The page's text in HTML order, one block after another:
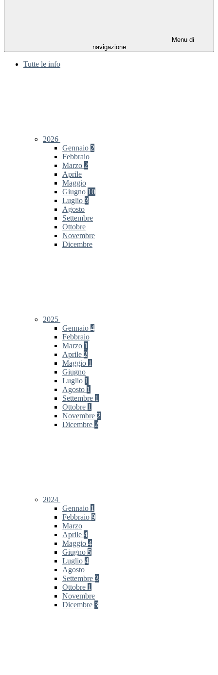
Menu di
navigazione
Tutte le info
2026
Gennaio 2
Febbraio
Marzo 2
Aprile
Maggio
Giugno 10
Luglio 3
Agosto
Settembre
Ottobre
Novembre
Dicembre
2025
Gennaio 4
Febbraio
Marzo 1
Aprile 2
Maggio 1
Giugno
Luglio 1
Agosto 1
Settembre 1
Ottobre 1
Novembre 2
Dicembre 2
2024
Gennaio 1
Febbraio 9
Marzo
Aprile 4
Maggio 4
Giugno 5
Luglio 4
Agosto
Settembre 3
Ottobre 1
Novembre
Dicembre 3